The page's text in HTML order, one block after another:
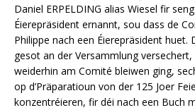
Daniel ERPELDING alias Wiesel fir
Éierepräsident ernannt, sou dass de
Philippe nach een Éierepräsident huet.
gesot an der Versammlung versechert,
weiderhin am Comité bleiwen ging,
op d’Präparatioun von der 125 Joer
konzentréieren, fir déi nach een Buch